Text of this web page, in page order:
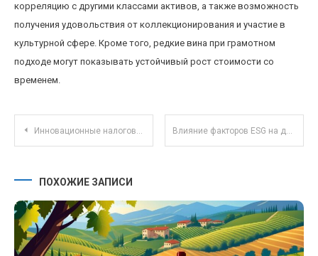
корреляцию с другими классами активов, а также возможность
получения удовольствия от коллекционирования и участие в
культурной сфере. Кроме того, редкие вина при грамотном
подходе могут показывать устойчивый рост стоимости со
временем.
Навигация по записям
Инновационные налоговые льготы для малого бизнеса в условиях цифровой экономики Влияние факторов ESG на доходность корпоративных облигаций на развивающихся рынках
ПОХОЖИЕ ЗАПИСИ